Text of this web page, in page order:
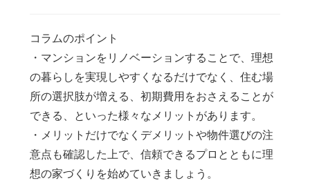
コラムのポイント
・マンションをリノベーションすることで、理想
の暮らしを実現しやすくなるだけでなく、住む場
所の選択肢が増える、初期費用をおさえることが
できる、といった様々なメリットがあります。
・メリットだけでなくデメリットや物件選びの注
意点も確認した上で、信頼できるプロとともに理
想の家づくりを始めていきましょう。